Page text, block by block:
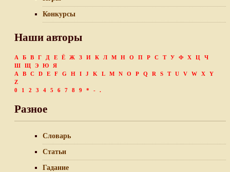
Конкурсы
Наши авторы
А Б В Г Д Е Ё Ж З И К Л М Н О П Р С Т У Ф Х Ц
Ч
Ш
Щ Э Ю
Я
A
B C D E F G H I J K L M N O P Q R S T U V W X
Y
Z
0
1 2 3 4 5 6 7 8 9 * - .
Разное
Словарь
Статьи
Гадание